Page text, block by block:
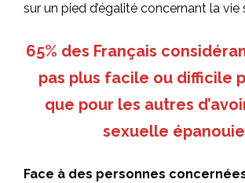
sur un pied d’égalité concernant la vie
65% des Français
pas plus facile ou difficile
que pour les autres
sexuelle
Face à des personnes